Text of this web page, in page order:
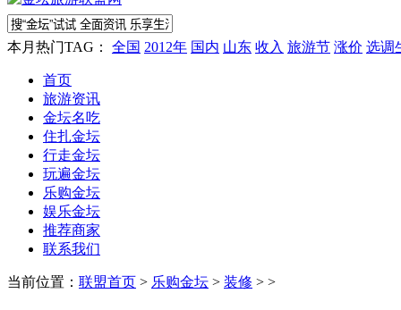
本月热门TAG： 全国 2012年 国内 山东 收入 旅游节 涨价 选调
首页
旅游资讯
金坛名吃
住扎金坛
行走金坛
玩遍金坛
乐购金坛
娱乐金坛
推荐商家
联系我们
当前位置： 联盟首页 > 乐购金坛 > 装修 > >